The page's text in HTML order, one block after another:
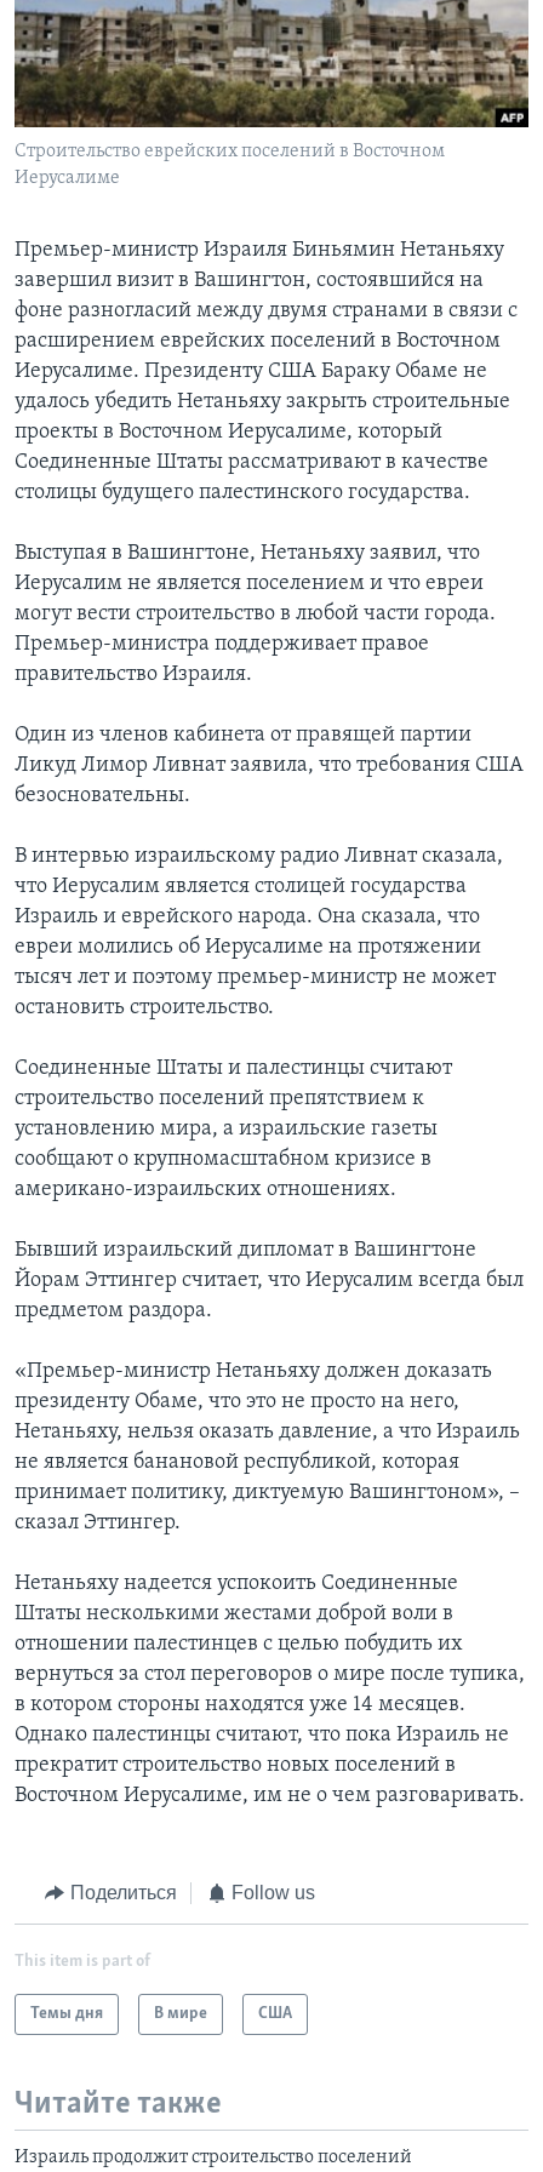
Learning English
СОЦИАЛЬНЫЕ СЕТИ
Строительство еврейских поселений в Восточном
Иерусалиме
Премьер-министр Израиля Биньямин Нетаньяху
завершил визит в Вашингтон, состоявшийся на
фоне разногласий между двумя странами в связи с
расширением еврейских поселений в Восточном
Иерусалиме. Президенту США Бараку Обаме не
удалось убедить Нетаньяху закрыть строительные
проекты в Восточном Иерусалиме, который
Соединенные Штаты рассматривают в качестве
столицы будущего палестинского государства.
Выступая в Вашингтоне, Нетаньяху заявил, что
Иерусалим не является поселением и что евреи
могут вести строительство в любой части города.
Премьер-министра поддерживает правое
правительство Израиля.
Один из членов кабинета от правящей партии
Ликуд Лимор Ливнат заявила, что требования США
безосновательны.
В интервью израильскому радио Ливнат сказала,
что Иерусалим является столицей государства
Израиль и еврейского народа. Она сказала, что
евреи молились об Иерусалиме на протяжении
тысяч лет и поэтому премьер-министр не может
остановить строительство.
Соединенные Штаты и палестинцы считают
строительство поселений препятствием к
установлению мира, а израильские газеты
сообщают о крупномасштабном кризисе в
американо-израильских отношениях.
Бывший израильский дипломат в Вашингтоне
Йорам Эттингер считает, что Иерусалим всегда был
предметом раздора.
«Премьер-министр Нетаньяху должен доказать
президенту Обаме, что это не просто на него,
Нетаньяху, нельзя оказать давление, а что Израиль
не является банановой республикой, которая
принимает политику, диктуемую Вашингтоном», –
сказал Эттингер.
Нетаньяху надеется успокоить Соединенные
Штаты несколькими жестами доброй воли в
отношении палестинцев с целью побудить их
вернуться за стол переговоров о мире после тупика,
в котором стороны находятся уже 14 месяцев.
Однако палестинцы считают, что пока Израиль не
прекратит строительство новых поселений в
Восточном Иерусалиме, им не о чем разговаривать.
Поделиться Follow us
This item is part of
Темы дня В мире США
Читайте также
Израиль продолжит строительство поселений